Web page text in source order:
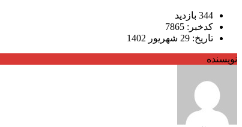
344 بازدید
کدخبر: 7865
تاریخ: 29 شهریور 1402
نویسنده